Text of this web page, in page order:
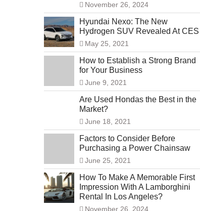
November 26, 2024
Hyundai Nexo: The New
Hydrogen SUV Revealed At CES
May 25, 2021
How to Establish a Strong Brand
for Your Business
June 9, 2021
Are Used Hondas the Best in the
Market?
June 18, 2021
Factors to Consider Before
Purchasing a Power Chainsaw
June 25, 2021
How To Make A Memorable First
Impression With A Lamborghini
Rental In Los Angeles?
November 26, 2024